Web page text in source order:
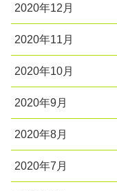
2020年12月
2020年11月
2020年10月
2020年9月
2020年8月
2020年7月